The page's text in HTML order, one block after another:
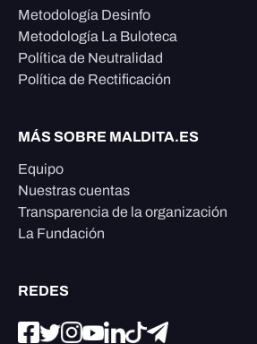
Metodología Desinfo
Metodología La Buloteca
Política de Neutralidad
Política de Rectificación
MÁS SOBRE MALDITA.ES
Equipo
Nuestras cuentas
Transparencia de la organización
La Fundación
REDES